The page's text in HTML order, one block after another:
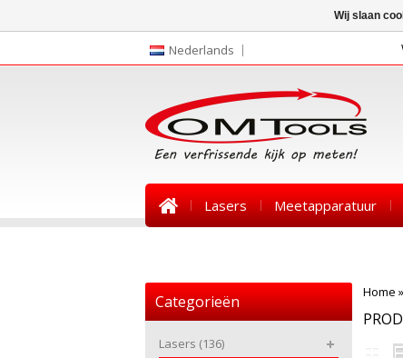
Nederlands
Lasers Meetapparatuur
Home »
Categorieën
Lasers (136)
Wij slaan